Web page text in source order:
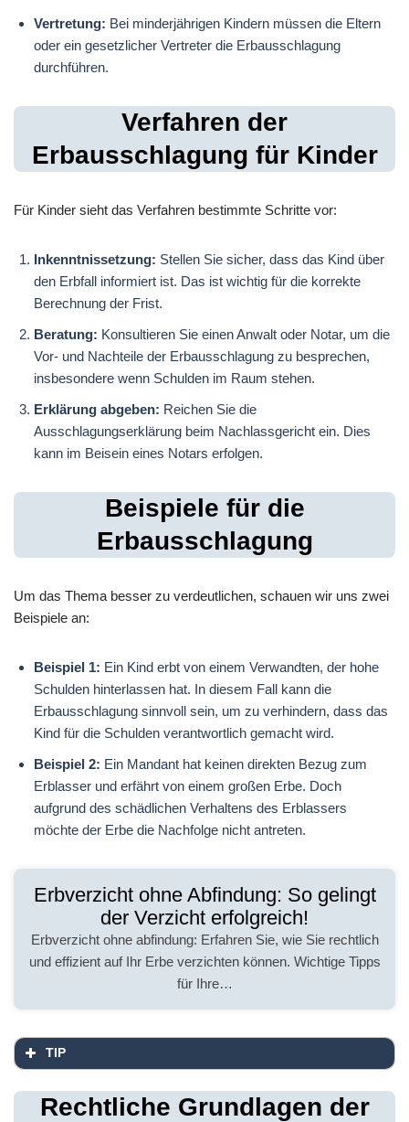
Vertretung: Bei minderjährigen Kindern müssen die Eltern
oder ein gesetzlicher Vertreter die Erbausschlagung
durchführen.
Verfahren der
Erbausschlagung für Kinder
Für Kinder sieht das Verfahren bestimmte Schritte vor:
Inkenntnissetzung: Stellen Sie sicher, dass das Kind über
den Erbfall informiert ist. Das ist wichtig für die korrekte
Berechnung der Frist.
Beratung: Konsultieren Sie einen Anwalt oder Notar, um die
Vor- und Nachteile der Erbausschlagung zu besprechen,
insbesondere wenn Schulden im Raum stehen.
Erklärung abgeben: Reichen Sie die
Ausschlagungserklärung beim Nachlassgericht ein. Dies
kann im Beisein eines Notars erfolgen.
Beispiele für die
Erbausschlagung
Um das Thema besser zu verdeutlichen, schauen wir uns zwei
Beispiele an:
Beispiel 1: Ein Kind erbt von einem Verwandten, der hohe
Schulden hinterlassen hat. In diesem Fall kann die
Erbausschlagung sinnvoll sein, um zu verhindern, dass das
Kind für die Schulden verantwortlich gemacht wird.
Beispiel 2: Ein Mandant hat keinen direkten Bezug zum
Erblasser und erfährt von einem großen Erbe. Doch
aufgrund des schädlichen Verhaltens des Erblassers
möchte der Erbe die Nachfolge nicht antreten.
Erbverzicht ohne Abfindung: So gelingt
der Verzicht erfolgreich!
Erbverzicht ohne abfindung: Erfahren Sie, wie Sie rechtlich
und effizient auf Ihr Erbe verzichten können. Wichtige Tipps
für Ihre…
TIP
Rechtliche Grundlagen der